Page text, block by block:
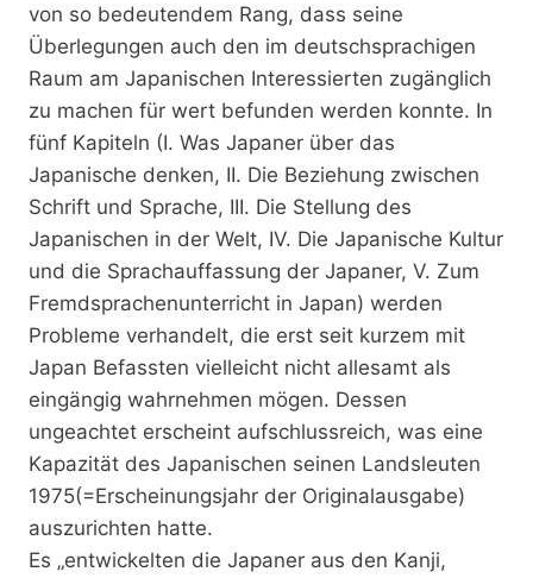
von so bedeutendem Rang, dass seine
Überlegungen auch den im deutschsprachigen
Raum am Japanischen Interessierten zugänglich
zu machen für wert befunden werden konnte. In
fünf Kapiteln (I. Was Japaner über das
Japanische denken, II. Die Beziehung zwischen
Schrift und Sprache, III. Die Stellung des
Japanischen in der Welt, IV. Die Japanische Kultur
und die Sprachauffassung der Japaner, V. Zum
Fremdsprachenunterricht in Japan) werden
Probleme verhandelt, die erst seit kurzem mit
Japan Befassten vielleicht nicht allesamt als
eingängig wahrnehmen mögen. Dessen
ungeachtet erscheint aufschlussreich, was eine
Kapazität des Japanischen seinen Landsleuten
1975(=Erscheinungsjahr der Originalausgabe)
auszurichten hatte.
Es „entwickelten die Japaner aus den Kanji,